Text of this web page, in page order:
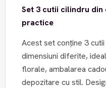
Set 3 cutii cilindru din
practice
Acest set conține 3
dimensiuni diferite,
florale, ambalarea
depozitare cu stil.